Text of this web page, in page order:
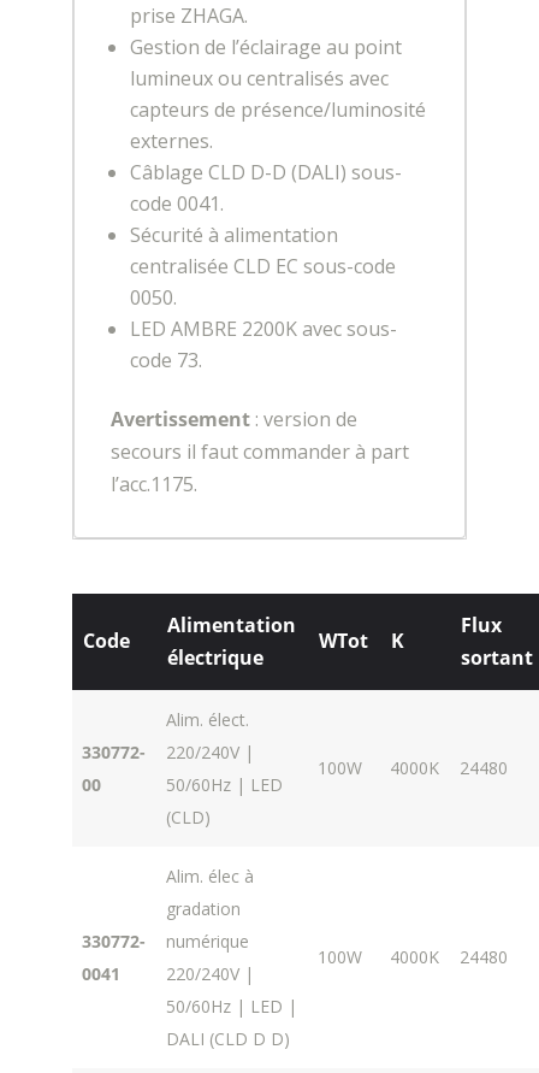
prise ZHAGA.
Gestion de l’éclairage au point
lumineux ou centralisés avec
capteurs de présence/luminosité
externes.
Câblage CLD D-D (DALI) sous-
code 0041.
Sécurité à alimentation
centralisée CLD EC sous-code
0050.
LED AMBRE 2200K avec sous-
code 73.
Avertissement: version de
secours il faut commander à part
l’acc.1175.
Code
Alimentation
électrique
WTot K
Flux
sortant
330772-
00
Alim. élect.
220/240V |
50/60Hz | LED
(CLD)
100W 4000K 24480
330772-
0041
Alim. élec à
gradation
numérique
220/240V |
50/60Hz | LED |
DALI (CLD D D)
100W 4000K 24480